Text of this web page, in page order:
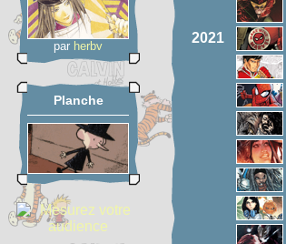
par herbv
Planche
2021